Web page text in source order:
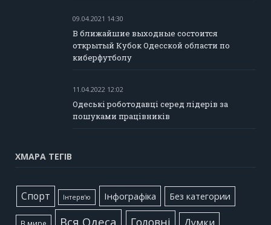
09.04.2021 14:30
В ближайшие выходные состоится
открытый Кубок Одесской области по
киберфутболу
11.04.2022 12:02
Одеські роботодавці серед лідерів за
пошуками працівників
ХМАРА ТЕГІВ
Cпорт Інтерв'ю Інфографіка Без категории
Вся Одеса